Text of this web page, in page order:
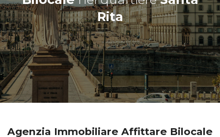
Rita
Agenzia Immobiliare Affittare Bilocale